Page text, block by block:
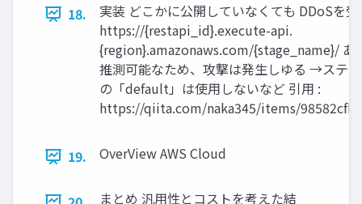
18.
実装 どこかに公開していなくても DDoSを
https://{restapi_id}.execute-api.
{region}.amazonaws.com/{stage_name}/ あ
推測可能なため、攻撃は発生しゆる →ステ
の「default」は使用しないなど 引用 :
https://qiita.com/naka345/items/
19. OverView AWS Cloud
まとめ 汎用性とコストを考えた結